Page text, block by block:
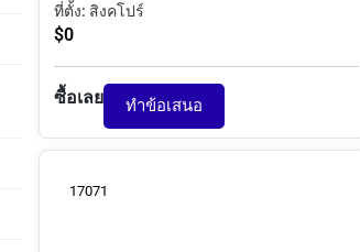
ที่ตั้ง: สิงคโปร์
$0
ซื้อเลย ทำข้อเสนอ
17071